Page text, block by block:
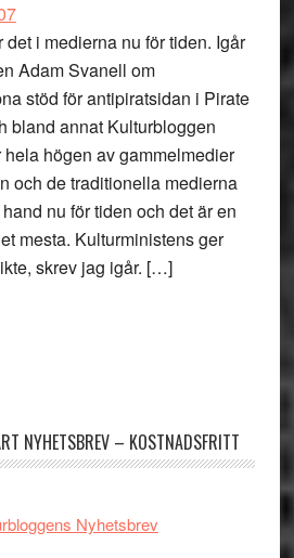
i medierna nu för tiden. Igår
Adam Svanell om
stöd för antipiratsidan i Pirate
bland annat Kulturbloggen
högen av gammelmedier
och de traditionella medierna
nu för tiden och det är en
mesta. Kulturministens ger
skrev jag igår. […]
NYHETSBREV – KOSTNADSFRITT
Nyhetsbrev